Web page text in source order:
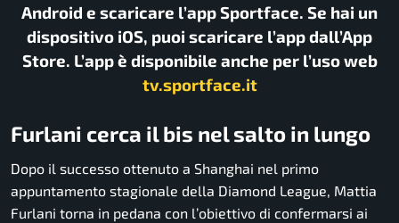
Android e scaricare l’app Sportface. Se hai un
dispositivo iOS, puoi scaricare l’app dall’App
Store. L’app è disponibile anche per l’uso web
tv.sportface.it
Furlani cerca il bis nel salto in lungo
Dopo il successo ottenuto a Shanghai nel primo
appuntamento stagionale della Diamond League, Mattia
Furlani torna in pedana con l’obiettivo di confermarsi ai